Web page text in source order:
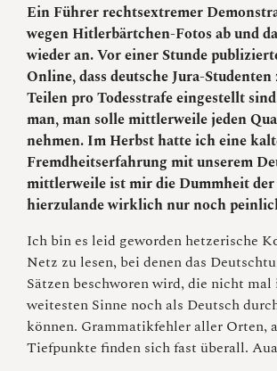
Ein Führer rechtsextremer
wegen Hitlerbärtchen-Fotos ab und
wieder an. Vor einer Stunde
Online, dass deutsche Jura-
Teilen pro Todesstrafe eingestellt
man, man solle mittlerweile jeden
nehmen. Im Herbst hatte ich eine
Fremdheitserfahrung mit unserem
mittlerweile ist mir die Dummheit
hierzulande wirklich nur noch
Ich bin es leid geworden hetzerische
Netz zu lesen, bei denen das
Sätzen beschworen wird, die nicht
weitesten Sinne noch als Deutsch
können. Grammatikfehler aller Orten,
Tiefpunkte finden sich fast überall.